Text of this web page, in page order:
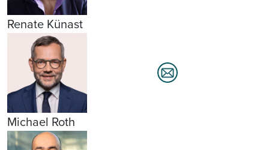
Renate Künast
Michael Roth